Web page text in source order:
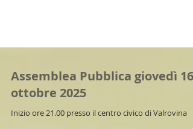
Assemblea Pubblica giovedì 16
ottobre 2025